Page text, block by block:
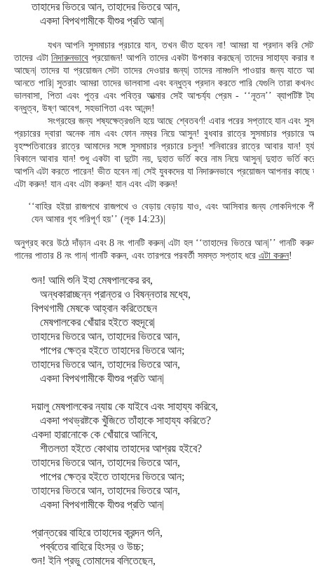
তাহাদের ভিতরে আন, তাহাদের ভিতরে আন,
একদা বিপথগামীকে যীশুর প্রতি আন|
যখন আপনি সুসমাচার প্রচারে যান, তখন ভীত হবেন না! আমরা যা প্রদান করি
তাদের এটা নিদারুনভাবে প্রয়োজন! আপনি তাদের একটা উপকার করছেন| তাদের সাহায্য করার
আছেন| তাদের যা প্রয়োজন সেটা তাদের দেওয়ার জন্য| তাদের নামগুলি পাওয়ার জন্য যাতে
আনতে পারি| সুতরাং আমরা তাদের ভালবাসা এবং বন্ধুত্ব প্রদান করতে পারি যেগুলি তারা
ভালবাসা, পিতা এবং পুত্র এবং পবিত্র আত্মার সেই আশ্চর্য্য প্রেম - ‘‘নূতন’’ ব্যাপটিষ্ট
বন্ধুত্ব, উষ্ণ আবেগ, সহভাগিতা এবং আনন্দ!
সংগ্রহের জন্য শষ্যক্ষেত্রগুলি হয়ে আছে শ্বেতবর্ণ! এবার পরের সপ্তাহে যান এবং
প্রচারের দ্বারা অনেক নাম এবং ফোন নম্বর নিয়ে আসুন! বুধবার রাত্রে সুসমাচার প্রচারে
বৃহস্পতিবারের রাত্রে আমাদের সঙ্গে সুসমাচার প্রচারে চলুন! শনিবারের রাত্রে আবার যান!
বিকালে আবার যান! শুধু একটা বা দুটো নয়, দুহাত ভর্তি করে নাম নিয়ে আসুন| দুহাত ভর্তি
আপনি এটা করতে পারেন! ভীত হবেন না| সেই যুবকদের যা নিদারুনভাবে প্রয়োজন আপনার
এটা করুন! যান এবং এটা করুন! যান এবং এটা করুন!
‘‘বাহির হইয়া রাজপথে রাজপথে ও বেড়ায় বেড়ায় যাও, এবং আসিবার জন্য লোকদিগকে
যেন আমার গৃহ পরিপূর্ণ হয়’’ (লূক 14:23)|
অনুগ্রহ করে উঠে দাঁড়ান এবং 8 নং গানটি করুন| এটা হল ‘‘তাহাদের ভিতরে আন|’’ গানটি
গানের পাতার 8 নং গান| গানটি করুন, এবং তারপরে পরবর্তী সমস্ত সপ্তাহ ধরে এটা করুন!
শুন! আমি শুনি ইহা মেষপালকের রব,
অন্ধকারাচ্ছন্ন প্রান্তর ও বিষন্নতার মধ্যে,
বিপথগামী মেষকে আহ্বান করিতেছেন
মেষপালকের খোঁয়ার হইতে বহুদূরে|
তাহাদের ভিতরে আন, তাহাদের ভিতরে আন,
পাপের ক্ষেত্র হইতে তাহাদের ভিতরে আন;
তাহাদের ভিতরে আন, তাহাদের ভিতরে আন,
একদা বিপথগামীকে যীশুর প্রতি আন|
দয়ালু মেষপালকের ন্যায় কে যাইবে এবং সাহায্য করিবে,
একদা পথভ্রষ্টকে খুঁজিতে তাঁহাকে সাহায্য করিতে?
একদা হারানোকে কে খোঁয়ারে আনিবে,
শীতলতা হইতে কোথায় তাহাদের আশ্রয় হইবে?
তাহাদের ভিতরে আন, তাহাদের ভিতরে আন,
পাপের ক্ষেত্র হইতে তাহাদের ভিতরে আন;
তাহাদের ভিতরে আন, তাহাদের ভিতরে আন,
একদা বিপথগামীকে যীশুর প্রতি আন|
প্রান্তরের বাহিরে তাহাদের ক্রন্দন শুনি,
পর্ব্বতের বাহিরে হিংস্র ও উচ্চ;
শুন! ইনি প্রভু তোমাদের বলিতেছেন,